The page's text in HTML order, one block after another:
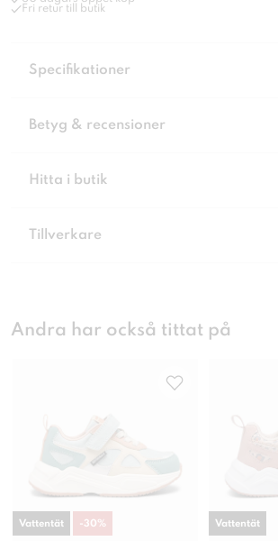
Fri retur till butik
Specifikationer
Betyg & recensioner
Hitta i butik
Tillverkare
Andra har också tittat på
Vattentät -30% Vattentät